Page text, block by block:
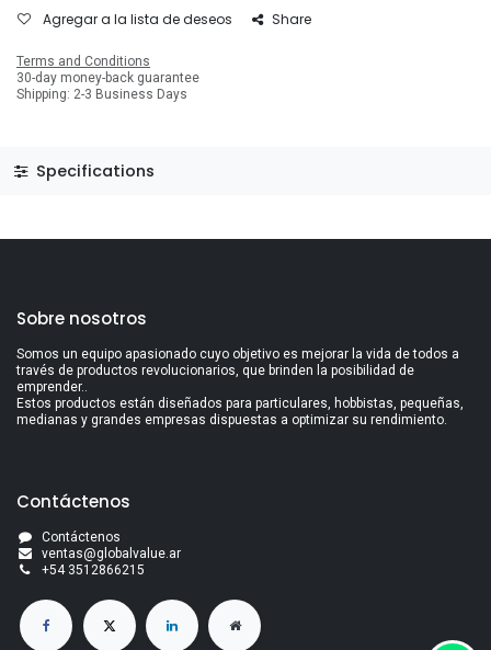
Agregar a la lista de deseos Share
Terms and Conditions
30-day money-back guarantee
Shipping: 2-3 Business Days
Specifications
Sobre nosotros
Somos un equipo apasionado cuyo objetivo es mejorar la vida de todos a
través de productos revolucionarios, que brinden la posibilidad de
emprender..
Estos productos están diseñados para particulares, hobbistas, pequeñas,
medianas y grandes empresas dispuestas a optimizar su rendimiento.
Contáctenos
Contáctenos
ventas@globalvalue.ar
+54 3512866215